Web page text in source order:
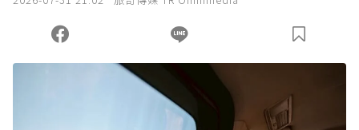
您當前剩餘 U 利點數：0點；前往 購買點數